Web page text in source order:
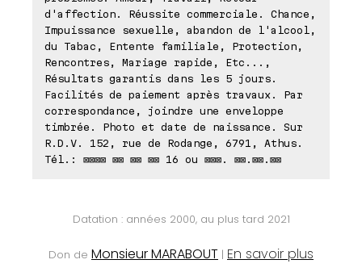
d'affection. Réussite commerciale. Chance,
Impuissance sexuelle, abandon de l'alcool,
du Tabac, Entente familiale, Protection,
Rencontres, Mariage rapide, Etc...,
Résultats garantis dans les 5 jours.
Facilités de paiement après travaux. Par
correspondance, joindre une enveloppe
timbrée. Photo et date de naissance. Sur
R.D.V. 152, rue de Rodange, 6791, Athus.
Tél.: ⊠⊠⊠⊠ ⊠⊠ ⊠⊠ ⊠⊠ 16 ou ⊠⊠⊠. ⊠⊠.⊠⊠.⊠⊠
Datation : années 2000, au plus tard 2021
Don de Monsieur MARABOUT | En savoir plus